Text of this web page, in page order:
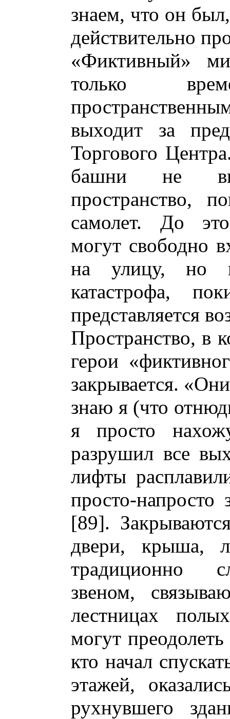
знаем, что он
действительно
«Фиктивный»
только
выходит за
Торгового
башни не
пространство,
самолет. До
могут свободно
на улицу, но
катастрофа,
представляется
Пространство, в
герои
закрывается.
знаю я (что
я просто
разрушил все
лифты
просто-
[89].
двери, крыша,
традиционно
звеном,
лестницах
могут
кто начал
этажей,
рухнувшего